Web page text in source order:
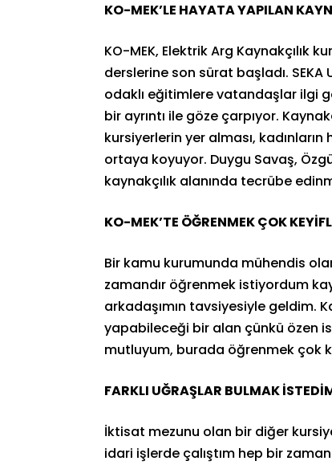
KO-MEK’LE HAYATA YAPILAN
KO-MEK, Elektrik Arg
derslerine son sürat başladı.
odaklı eğitimlere vatandaşlar ilgi
bir ayrıntı ile göze çarpıyor.
kursiyerlerin yer alması,
ortaya koyuyor. Duygu Savaş,
kaynakçılık alanında tecrübe
KO-MEK’TE ÖĞRENMEK ÇOK
Bir kamu kurumunda mühendis
zamandır öğrenmek istiyordum
arkadaşımın tavsiyesiyle geldim.
yapabileceği bir alan çünkü özen
mutluyum, burada öğrenmek çok
FARKLI UĞRAŞLAR BULMAK
İktisat mezunu olan bir diğer
idari işlerde çalıştım hep bir